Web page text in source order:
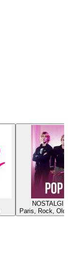
Paris, Rock,